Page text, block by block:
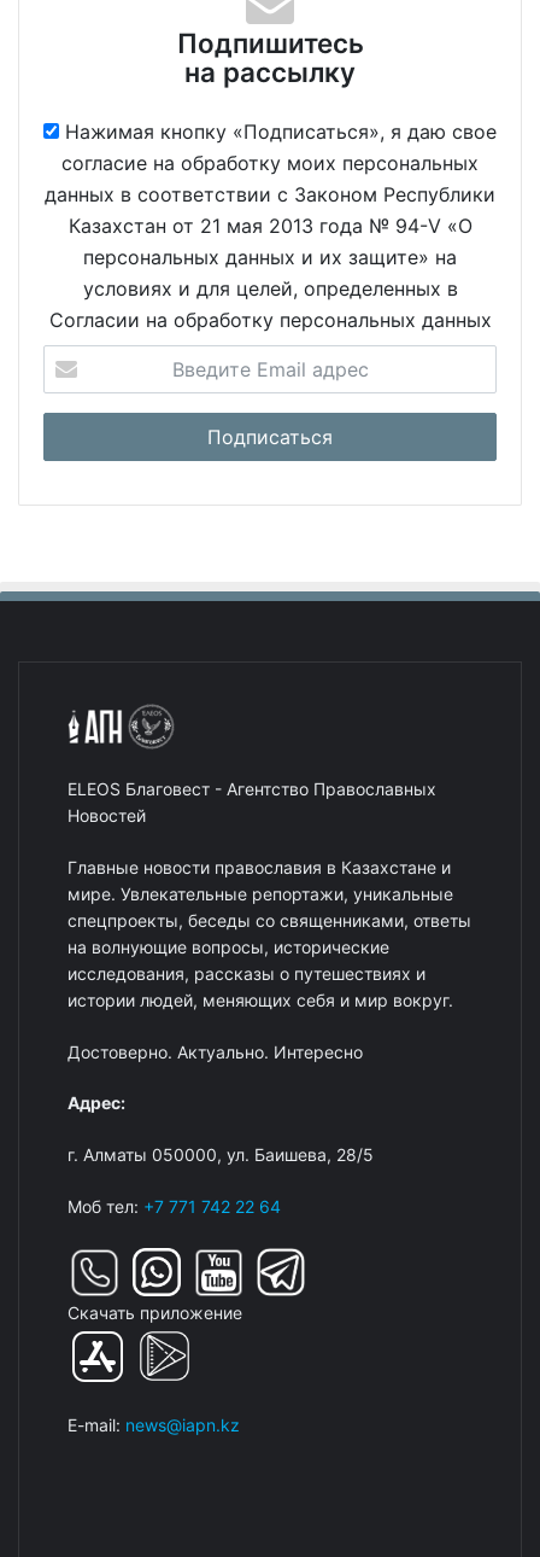
Подпишитесь
на рассылку
Нажимая кнопку «Подписаться», я даю свое
согласие на обработку моих персональных
данных в соответствии с Законом Республики
Казахстан от 21 мая 2013 года № 94-V «О
персональных данных и их защите» на
условиях и для целей, определенных в
Согласии на обработку персональных данных
ELEOS Благовест - Агентство Православных
Новостей
Главные новости православия в Казахстане и
мире. Увлекательные репортажи, уникальные
спецпроекты, беседы со священниками, ответы
на волнующие вопросы, исторические
исследования, рассказы о путешествиях и
истории людей, меняющих себя и мир вокруг.
Достоверно. Актуально. Интересно
Адрес:
г. Алматы 050000, ул. Баишева, 28/5
Моб тел: +7 771 742 22 64
Скачать приложение
E-mail: news@iapn.kz